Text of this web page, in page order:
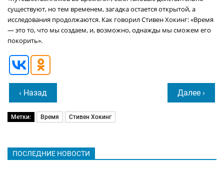
существуют, но тем временем, загадка остается открытой, а
исследования продолжаются. Как говорил Стивен Хокинг: «Время
— это то, что мы создаем, и, возможно, однажды мы сможем его
покорить».
‹ Назад Далее ›
Метки: Время Стивен Хокинг
ПОСЛЕДНИЕ НОВОСТИ